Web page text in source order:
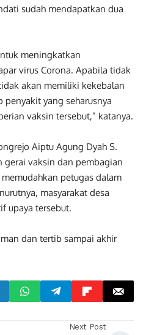
sudah mendapatkan dua
meningkatkan
virus Corona. Apabila tidak
akan memiliki kekebalan
penyakit yang seharusnya
vaksin tersebut,” katanya.
Aiptu Agung Dyah S.
gerai vaksin dan pembagian
petugas dalam
masyarakat desa
upaya tersebut.
dan tertib sampai akhir
Next Post